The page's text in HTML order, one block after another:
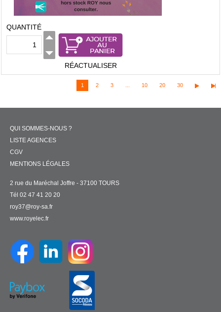
QUANTITÉ
RÉACTUALISER
1 2 3 10 20 30
QUI SOMMES-NOUS ?
LISTE AGENCES
CGV
MENTIONS LÉGALES
2 rue du Maréchal Joffre - 37100 TOURS
Tél 02 47 41 20 20
roy37@roy-sa.fr
www.royelec.fr